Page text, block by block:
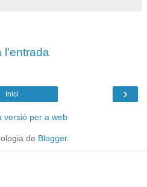
l'entrada
›
Inici
versió per a web
de Blogger.